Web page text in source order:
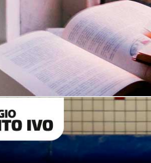
ANO FUNDAMENTAL
Turmas Reduzidas
(Proficiência)
NOVOS
Entre em Contato